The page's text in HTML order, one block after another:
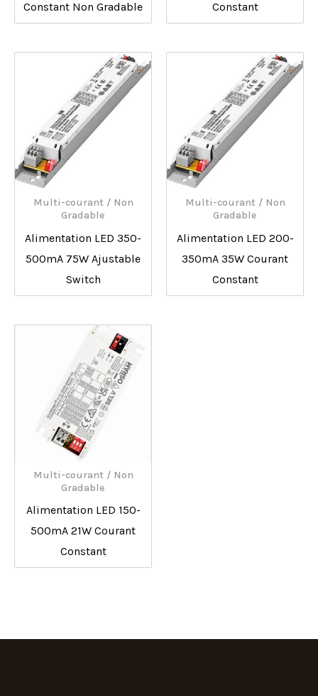
Constant Non Gradable
Constant
Multi-courant / Non
Gradable
Alimentation LED 350-
500mA 75W Ajustable
Switch
Multi-courant / Non
Gradable
Alimentation LED 200-
350mA 35W Courant
Constant
Multi-courant / Non
Gradable
Alimentation LED 150-
500mA 21W Courant
Constant